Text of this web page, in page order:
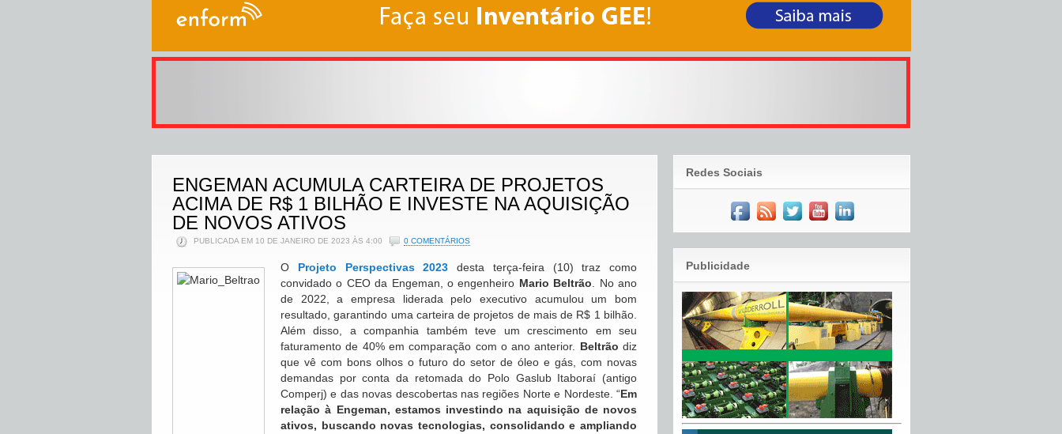
ENGEMAN ACUMULA CARTEIRA DE PROJETOS
ACIMA DE R$ 1 BILHÃO E INVESTE NA AQUISIÇÃO
DE NOVOS ATIVOS
PUBLICADA EM 10 DE JANEIRO DE 2023 ÀS 4:00 0 COMENTÁRIOS
O Projeto Perspectivas 2023 desta terça-feira (10) traz como
convidado o CEO da Engeman, o engenheiro Mario Beltrão . No ano
de 2022, a empresa liderada pelo executivo acumulou um bom
resultado, garantindo uma carteira de projetos de mais de R$ 1 bilhão.
Além disso, a companhia também teve um crescimento em seu
faturamento de 40% em comparação com o ano anterior. Beltrãodiz
que vê com bons olhos o futuro do setor de óleo e gás, com novas
demandas por conta da retomada do Polo Gaslub Itaboraí (antigo
Comperj) e das novas descobertas nas regiões Norte e Nordeste. “Em
relação à Engeman, estamos investindo na aquisição de novos
ativos, buscando novas tecnologias, consolidando e ampliando
Redes Sociais
Publicidade